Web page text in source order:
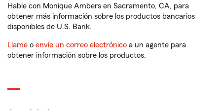
Hable con Monique Ambers en Sacramento, CA, para
obtener más información sobre los productos bancarios
disponibles de U.S. Bank.
Llame o envíe un correo electrónico a un agente para
obtener información sobre los productos.